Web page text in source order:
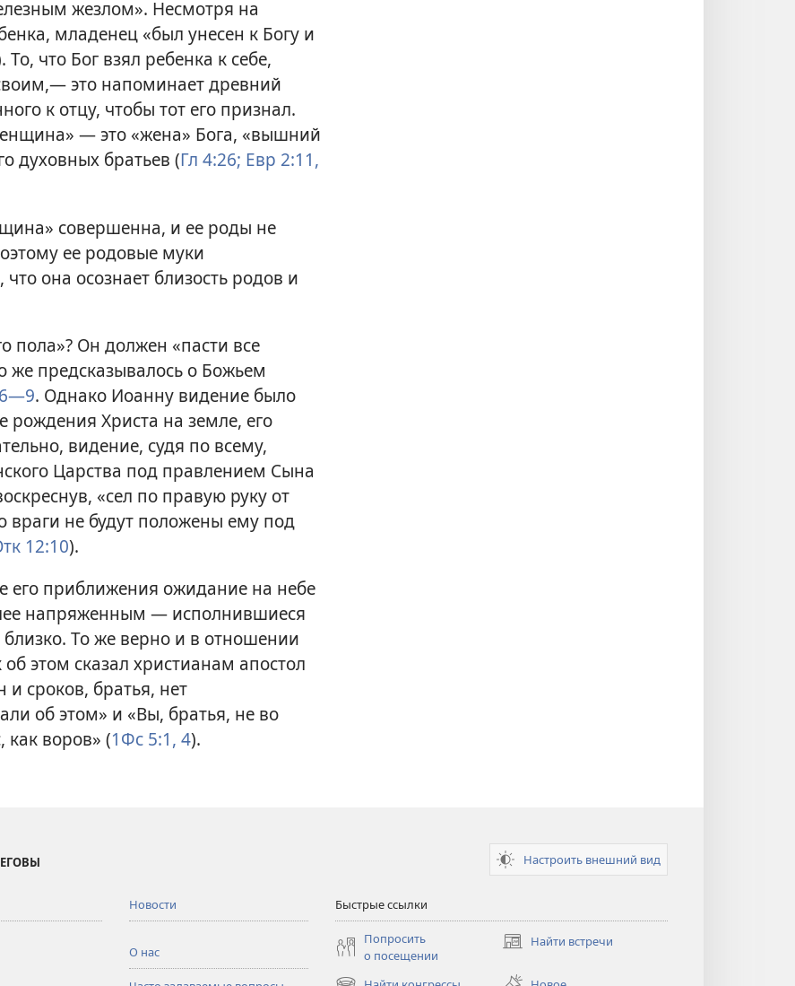
жезлом». Несмотря на
младенец «был унесен к Богу и
То, что Бог взял ребенка к себе,
это напоминает древний
к отцу, чтобы тот его признал.
— это «жена» Бога, «вышний
духовных братьев (Гл 4:26; Евр 2:11,
совершенна, и ее роды не
ее родовые муки
она осознает близость родов и
пола»? Он должен «пасти все
предсказывалось о Божьем
. Однако Иоанну видение было
рождения Христа на земле, его
видение, судя по всему,
Царства под правлением Сына
«сел по правую руку от
враги не будут положены ему под
12:10).
его приближения ожидание на небе
напряженным — исполнившиеся
То же верно и в отношении
этом сказал христианам апостол
и сроков, братья, нет
об этом» и «Вы, братья, не во
как воров» (1Фс 5:1, 4).
Настроить внешний вид
Новости
О нас
Быстрые ссылки
Попросить
о посещении
Найти встречи
(открывается